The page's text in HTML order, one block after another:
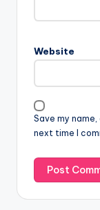
Website
Save my
next time I